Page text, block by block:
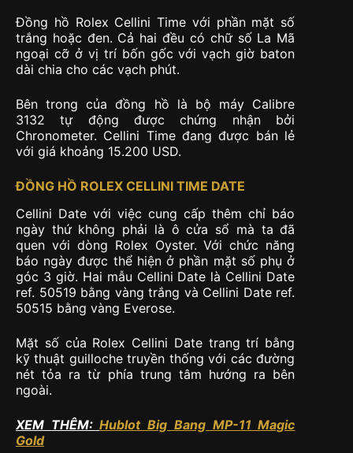
Đồng hồ Rolex Cellini Time với phần mặt số
trắng hoặc đen. Cả hai đều có chữ số La Mã
ngoại cỡ ở vị trí bốn gốc với vạch giờ baton
dài chia cho các vạch phút.
Bên trong của đồng hồ là bộ máy Calibre
3132 tự động được chứng nhận bởi
Chronometer. Cellini Time đang được bán lẻ
với giá khoảng 15.200 USD.
ĐỒNG HỒ ROLEX CELLINI TIME DATE
Cellini Date với việc cung cấp thêm chỉ báo
ngày thứ không phải là ô cửa sổ mà ta đã
quen với dòng Rolex Oyster. Với chức năng
báo ngày được thể hiện ở phần mặt số phụ ở
góc 3 giờ. Hai mẫu Cellini Date là Cellini Date
ref. 50519 bằng vàng trắng và Cellini Date ref.
50515 bằng vàng Everose.
Mặt số của Rolex Cellini Date trang trí bằng
kỹ thuật guilloche truyền thống với các đường
nét tỏa ra từ phía trung tâm hướng ra bên
ngoài.
XEM THÊM:Hublot Big Bang MP-11 Magic
Gold